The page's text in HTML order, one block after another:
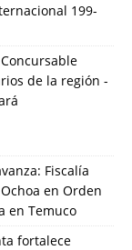
199-
de la región -
Fiscalía
en Orden
en Temuco
fortalece